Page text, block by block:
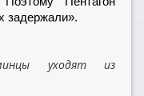
задержали».
уходят из